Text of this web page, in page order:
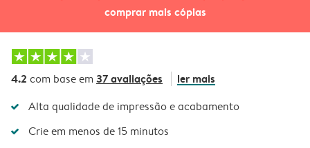
comprar mais cópias
4.2 com base em 37 avaliações ler mais
Alta qualidade de impressão e acabamento
Crie em menos de 15 minutos